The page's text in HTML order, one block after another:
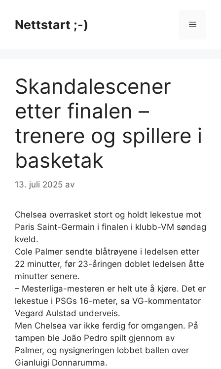
innholdNettstart ;-) Meny
Skandalescener
etter finalen –
trenere og spillere i
basketak
13. juli 2025 av
Chelsea overrasket stort og holdt lekestue mot
Paris Saint-Germain i finalen i klubb-VM søndag
kveld.
Cole Palmer sendte blåtrøyene i ledelsen etter
22 minutter, før 23-åringen doblet ledelsen åtte
minutter senere.
– Mesterliga-mesteren er helt ute å kjøre. Det er
lekestue i PSGs 16-meter, sa VG-kommentator
Vegard Aulstad underveis.
Men Chelsea var ikke ferdig for omgangen. På
tampen ble João Pedro spilt gjennom av
Palmer, og nysigneringen lobbet ballen over
Gianluigi Donnarumma.